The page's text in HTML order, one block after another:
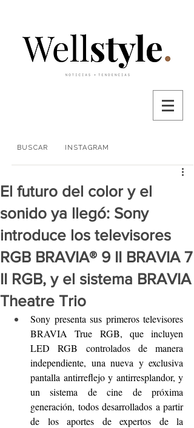
BUSCAR INSTAGRAM
El futuro del color y el
sonido ya llegó: Sony
introduce los televisores
RGB BRAVIA® 9 II BRAVIA 7
II RGB, y el sistema BRAVIA
Theatre Trio
Sony presenta sus primeros televisores
BRAVIA True RGB, que incluyen
LED RGB controlados de manera
independiente, una nueva y exclusiva
pantalla antirreflejo y antirresplandor, y
un sistema de cine de próxima
generación, todos desarrollados a partir
de los aportes de expertos de la